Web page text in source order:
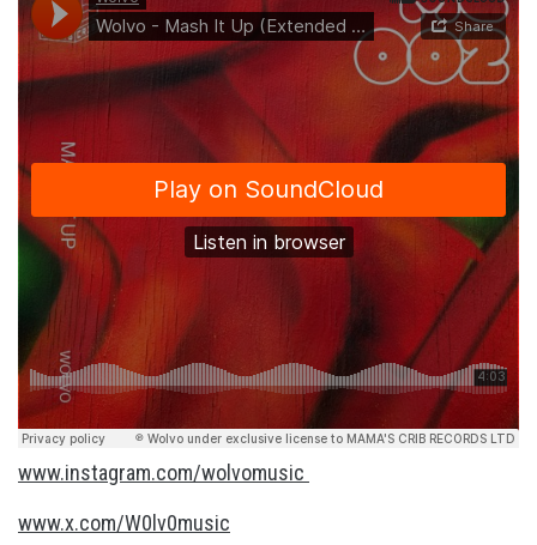
www.instagram.com/wolvomusic
www.x.com/W0lv0music